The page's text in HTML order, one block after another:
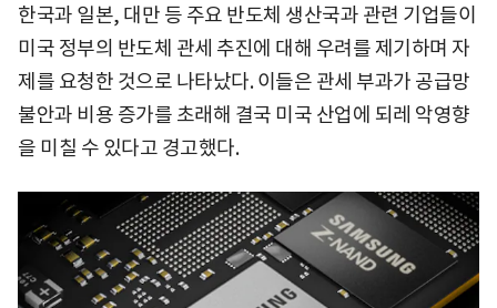
한국과 일본, 대만 등 주요 반도체 생산국과 관련 기업들이
미국 정부의 반도체 관세 추진에 대해 우려를 제기하며 자
제를 요청한 것으로 나타났다. 이들은 관세 부과가 공급망
불안과 비용 증가를 초래해 결국 미국 산업에 되레 악영향
을 미칠 수 있다고 경고했다.